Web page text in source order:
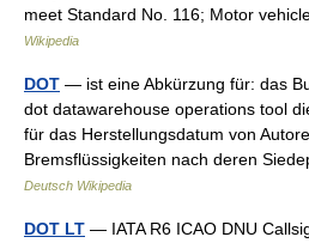
meet Standard No. 116; Motor
Wikipedia
DOT — ist eine Abkürzung für: das
dot datawarehouse operations tool
für das Herstellungsdatum von
Bremsflüssigkeiten nach deren
Deutsch Wikipedia
DOT LT — IATA R6 ICAO DNU